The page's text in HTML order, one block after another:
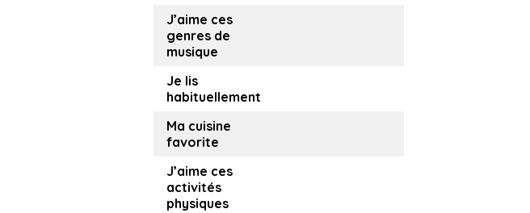
J’aime ces
genres de
musique
Je lis
habituellement
Ma cuisine
favorite
J’aime ces
activités
physiques